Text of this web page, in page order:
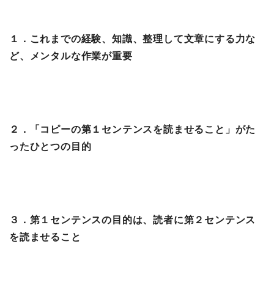
１．これまでの経験、知識、整理して文章にする力な
ど、メンタルな作業が重要
２．「コピーの第１センテンスを読ませること」がた
ったひとつの目的
３．第１センテンスの目的は、読者に第２センテンス
を読ませること